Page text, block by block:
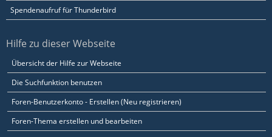
Spendenaufruf für Thunderbird
Hilfe zu dieser Webseite
Übersicht der Hilfe zur Webseite
Die Suchfunktion benutzen
Foren-Benutzerkonto - Erstellen (Neu registrieren)
Foren-Thema erstellen und bearbeiten